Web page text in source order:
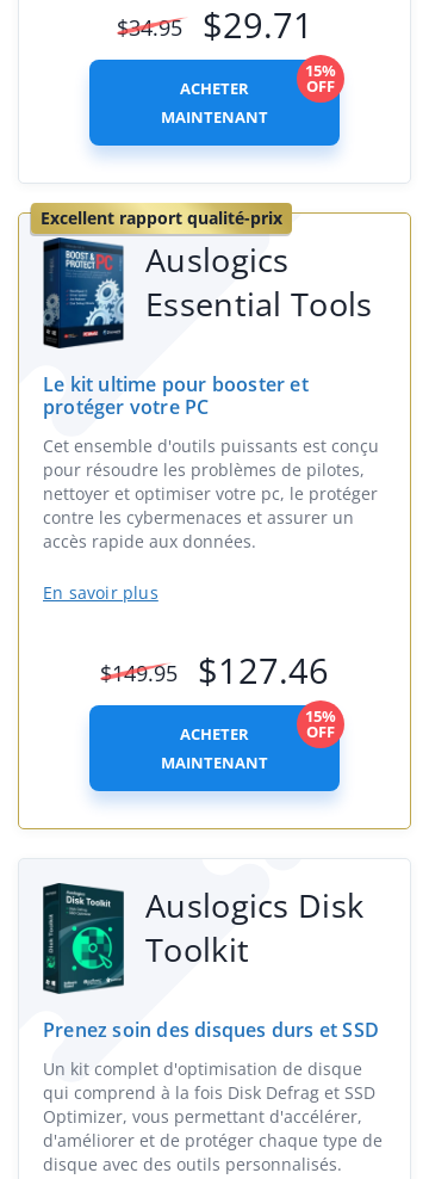
$34.95 $29.71
ACHETER
MAINTENANT
15%
OFF
Excellent rapport qualité-prix
Auslogics
Essential Tools
Le kit ultime pour booster et
protéger votre PC
Cet ensemble d'outils puissants est conçu
pour résoudre les problèmes de pilotes,
nettoyer et optimiser votre pc, le protéger
contre les cybermenaces et assurer un
accès rapide aux données.
En savoir plus
$149.95 $127.46
ACHETER
MAINTENANT
15%
OFF
Auslogics Disk
Toolkit
Prenez soin des disques durs et SSD
Un kit complet d'optimisation de disque
qui comprend à la fois Disk Defrag et SSD
Optimizer, vous permettant d'accélérer,
d'améliorer et de protéger chaque type de
disque avec des outils personnalisés.